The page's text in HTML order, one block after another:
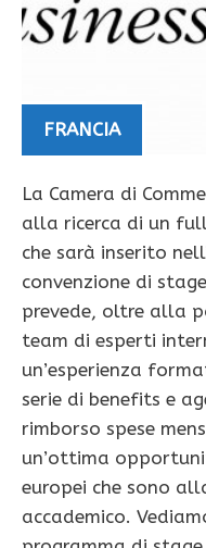
FRANCIA
La Camera di
alla ricerca di un
che sarà inserito
convenzione di
prevede, oltre alla
team di esperti
un’esperienza
serie di benefits e
rimborso spese
un’ottima
europei che sono
accademico.